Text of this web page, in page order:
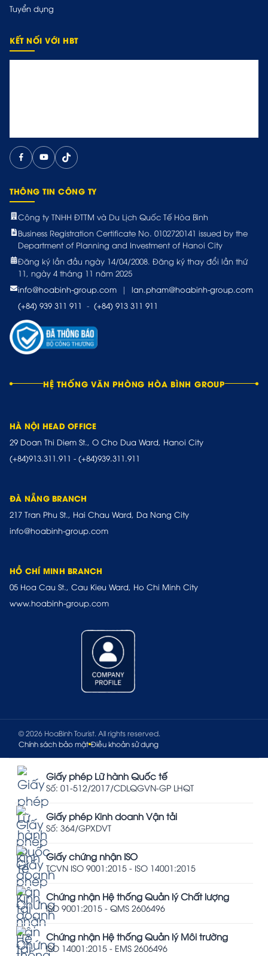
Tuyển dụng
KẾT NỐI VỚI HBT
THÔNG TIN CÔNG TY
Công ty TNHH ĐTTM và Du Lịch Quốc Tế Hòa Bình
Business Registration Certificate No. 0102720141 issued by the
Department of Planning and Investment of Hanoi City
Đăng ký lần đầu ngày 14/04/2008. Đăng ký thay đổi lần thứ
11, ngày 4 tháng 11 năm 2025
info@hoabinh-group.com
|
lan.pham@hoabinh-group.com
(+84) 939 311 911 - (+84) 913 311 911
HỆ THỐNG VĂN PHÒNG HÒA BÌNH GROUP
HÀ NỘI HEAD OFFICE
29 Doan Thi Diem St., O Cho Dua Ward, Hanoi City
(+84)913.311.911 - (+84)939.311.911
ĐÀ NẴNG BRANCH
217 Tran Phu St., Hai Chau Ward, Da Nang City
info@hoabinh-group.com
HỒ CHÍ MINH BRANCH
05 Hoa Cau St., Cau Kieu Ward, Ho Chi Minh City
www.hoabinh-group.com
© 2026 HoaBinh Tourist. All rights reserved.
Chính sách bảo mật Điều khoản sử dụng
Giấy phép Lữ hành Quốc tế
Số: 01-512/2017/CDLQGVN-GP LHQT
Giấy phép Kinh doanh Vận tải
Số: 364/GPXDVT
Giấy chứng nhận ISO
TCVN ISO 9001:2015 - ISO 14001:2015
Chứng nhận Hệ thống Quản lý Chất lượng
ISO 9001:2015 - QMS 2606496
Chứng nhận Hệ thống Quản lý Môi trường
ISO 14001:2015 - EMS 2606496